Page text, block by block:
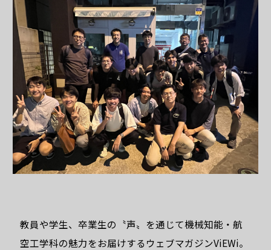
東北大学工学部 機械知能・航空工学科
教員や学生、卒業生の〝声〟を通じて機械知能・航
空工学科の魅力をお届けするウェブマガジンViEWi。